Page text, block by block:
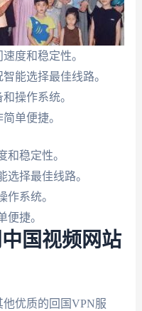
度和稳定性。
能选择最佳线路。
操作系统。
单便捷。
和稳定性。
选择最佳线路。
作系统。
便捷。
国视频网站
优质的回国VPN服